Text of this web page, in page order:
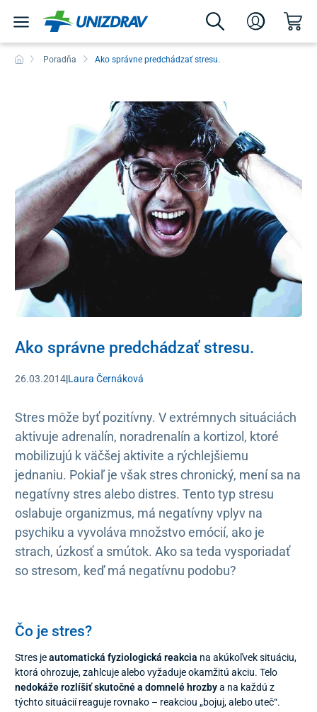
Poradňa Ako správne predchádzať stresu.
Ako správne predchádzať stresu.
26.03.2014|Laura Černáková
Stres môže byť pozitívny. V extrémnych situáciách
aktivuje adrenalín, noradrenalín a kortizol, ktoré
mobilizujú k väčšej aktivite a rýchlejšiemu
jednaniu. Pokiaľ je však stres chronický, mení sa na
negatívny stres alebo distres. Tento typ stresu
oslabuje organizmus, má negatívny vplyv na
psychiku a vyvoláva množstvo emócií, ako je
strach, úzkosť a smútok. Ako sa teda vysporiadať
so stresom, keď má negatívnu podobu?
Čo je stres?
Stres jeautomatická fyziologická reakcia na akúkoľvek situáciu,
ktorá ohrozuje, zahlcuje alebo vyžaduje okamžitú akciu. Telo
nedokáže rozlíšiť skutočné a domnelé hrozbya na každú z
týchto situácií reaguje rovnako – reakciou „bojuj, alebo uteč“.